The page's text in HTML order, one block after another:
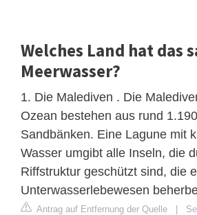
Welches Land hat das
Meerwasser?
1. Die Malediven . Die
Ozean bestehen aus rund
Sandbänken. Eine Lagune mit
Wasser umgibt alle Inseln, die
Riffstruktur geschützt sind, die
Unterwasserlebewesen
Antrag auf Entfernung der Quelle |